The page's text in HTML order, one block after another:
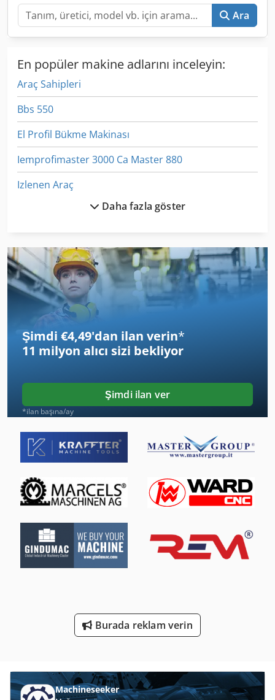
Güç kaynağı: 230 VAC Boyutlar G x D x Y: yaklaşık 850 x
1500 x 2100 mm Ağırlık: yaklaşık 370 kg
Ara
En popüler makine adlarını inceleyin:
Araç Sahipleri
Bbs 550
El Profil Bükme Makinası
Iemprofimaster 3000 Ca Master 880
Izlenen Araç
Kgs 1670
Profil Bükme Makinesi
Profil Freze Makinesi
Profil Haddeleme Makine
Profil Işleme Merkezi
Profil Kesme
Profil Kesme Makinası
Profil Oluşturma
Profil Projejsiyon
Profil Projeksiyon
Profil Taşlama
Satır Profil Oluşturma
Superprofi Er 08
Çalışma Araç
Daha fazla göster
Şimdi €4,49'dan ilan verin*
11 milyon alıcı sizi bekliyor
Şimdi ilan ver
*ilan başına/ay
Burada reklam verin
Machineseeker